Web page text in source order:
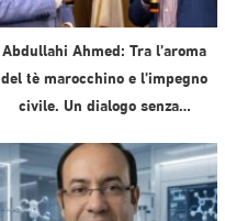
Abdullahi Ahmed: Tra l’aroma
del tè marocchino e l’impegno
civile. Un dialogo senza…